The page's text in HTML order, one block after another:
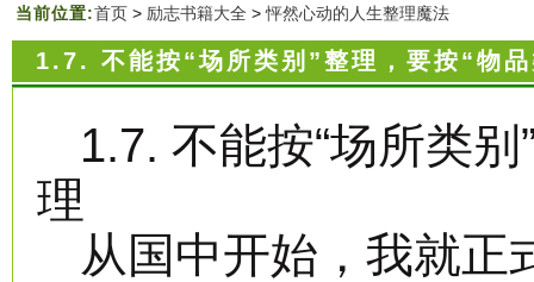
当前位置:首页> 励志书籍大全 >怦然心动的人生整理魔法
1.7. 不能按“场所类别”整理，要按“物
1.7. 不能按“场所类
理
从国中开始，我就正